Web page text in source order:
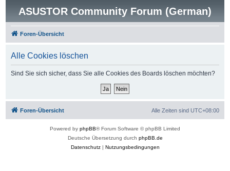
ASUSTOR Community Forum (German)
Foren-Übersicht
Alle Cookies löschen
Sind Sie sich sicher, dass Sie alle Cookies des Boards löschen möchten?
Foren-Übersicht Alle Zeiten sind UTC+08:00
Powered by phpBB® Forum Software © phpBB Limited
Deutsche Übersetzung durch phpBB.de
Datenschutz| Nutzungsbedingungen